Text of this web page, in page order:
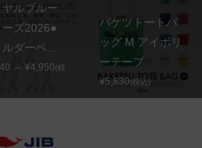
ヤルブルー
ーズ2026●
ダーベ...
～ ¥4,950(税
バケツトートバ
ッグ M アイボリ
ーテープ
¥5,830(税込)